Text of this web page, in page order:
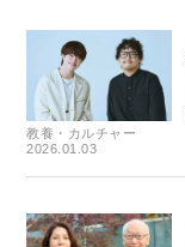
教養・カルチャー
2026.01.03